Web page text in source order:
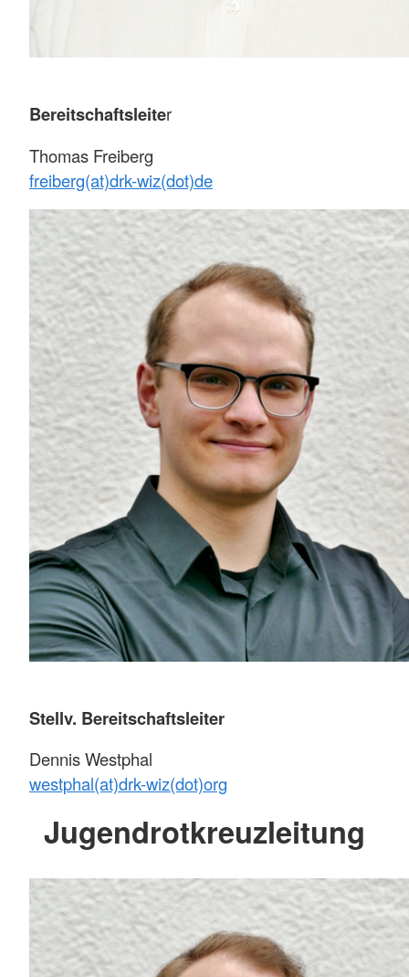
Bereitschaftsleiter
Thomas Freiberg
freiberg(at)drk-wiz(dot)de
Stellv. Bereitschaftsleiter
Dennis Westphal
westphal(at)drk-wiz(dot)org
Jugendrotkreuzleitung